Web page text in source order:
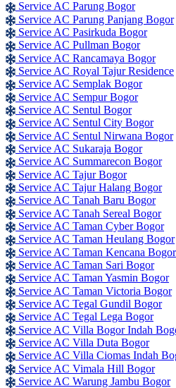
Service AC Parung Bogor
Service AC Parung Panjang Bogor
Service AC Pasirkuda Bogor
Service AC Pullman Bogor
Service AC Rancamaya Bogor
Service AC Royal Tajur Residence
Service AC Semplak Bogor
Service AC Sempur Bogor
Service AC Sentul Bogor
Service AC Sentul City Bogor
Service AC Sentul Nirwana Bogor
Service AC Sukaraja Bogor
Service AC Summarecon Bogor
Service AC Tajur Bogor
Service AC Tajur Halang Bogor
Service AC Tanah Baru Bogor
Service AC Tanah Sereal Bogor
Service AC Taman Cyber Bogor
Service AC Taman Heulang Bogor
Service AC Taman Kencana Bogor
Service AC Taman Sari Bogor
Service AC Taman Yasmin Bogor
Service AC Taman Victoria Bogor
Service AC Tegal Gundil Bogor
Service AC Tegal Lega Bogor
Service AC Villa Bogor Indah
Service AC Villa Duta Bogor
Service AC Villa Ciomas Indah
Service AC Vimala Hill Bogor
Service AC Warung Jambu Bogor